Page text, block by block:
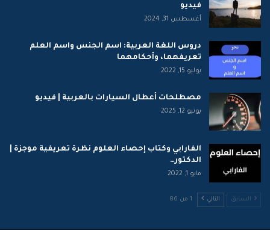
فيديو
أغسطس 31, 2024
دروس اللغة العربية: اسم الجنس واسم العلم
تعريفهما، وأحكامهما
يوليو 15, 2022
مصطلحات أعطال السيارات بالعربية | فيديو
يونيو 12, 2025
الفارابي وكتاب إحصاء العلوم نظرة تعريفية موجزة |
الدكتور…
مايو 1, 2022
السابق التالي 1 من 86